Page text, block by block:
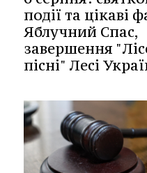
події та цікаві
Яблучний Спас,
завершення
пісні" Лесі